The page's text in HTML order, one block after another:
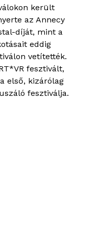
került
az Annecy
díját, mint a
eddig
vetítették.
fesztivált,
első, kizárólag
fesztiválja.